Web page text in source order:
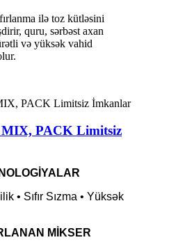
ilə toz kütləsini
quru, sərbəst axan
və yüksək vahid
MIX, PACK Limitsiz
• Sıfır Sızma • Yüksək
MİKSER